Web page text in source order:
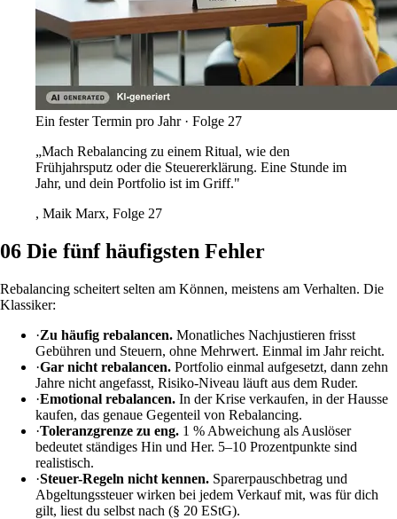
Ein fester Termin pro Jahr · Folge 27
„Mach Rebalancing zu einem Ritual, wie den
Frühjahrsputz oder die Steuererklärung. Eine Stunde im
Jahr, und dein Portfolio ist im Griff."
, Maik Marx, Folge 27
06 Die fünf häufigsten Fehler
Rebalancing scheitert selten am Können, meistens am Verhalten. Die
Klassiker:
·Zu häufig rebalancen. Monatliches Nachjustieren frisst
Gebühren und Steuern, ohne Mehrwert. Einmal im Jahr reicht.
·Gar nicht rebalancen. Portfolio einmal aufgesetzt, dann zehn
Jahre nicht angefasst, Risiko-Niveau läuft aus dem Ruder.
·Emotional rebalancen. In der Krise verkaufen, in der Hausse
kaufen, das genaue Gegenteil von Rebalancing.
·Toleranzgrenze zu eng. 1 % Abweichung als Auslöser
bedeutet ständiges Hin und Her. 5–10 Prozentpunkte sind
realistisch.
·Steuer-Regeln nicht kennen. Sparerpauschbetrag und
Abgeltungssteuer wirken bei jedem Verkauf mit, was für dich
gilt, liest du selbst nach (§ 20 EStG).